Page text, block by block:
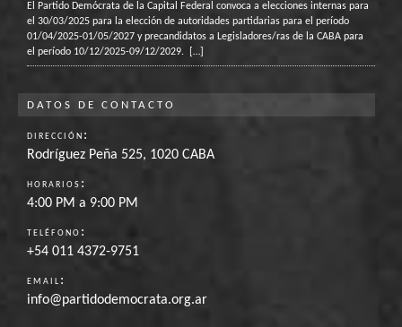
El Partido Demócrata de la Capital Federal convoca a elecciones internas para
el 30/03/2025 para la elección de autoridades partidarias para el período
01/04/2025-01/05/2027 y precandidatos a Legisladores/ras de la CABA para
el período 10/12/2025-09/12/2029.
[…]
DATOS DE CONTACTO
DIRECCIÓN :
Rodríguez Peña 525, 1020 CABA
HORARIOS :
4:00 PM a 9:00 PM
TELÉFONO :
+54 011 4372-9751
EMAIL :
info@partidodemocrata.org.ar